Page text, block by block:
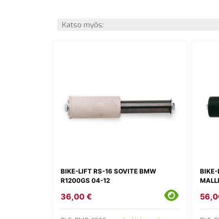
Katso myös:
BIKE-LIFT RS-16 SOVITE BMW
R1200GS 04-12
36,00 €
BIKE-